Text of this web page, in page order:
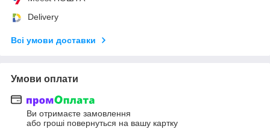
Delivery
Всі умови доставки
Умови оплати
Ви отримаєте замовлення
або гроші повернуться на вашу картку